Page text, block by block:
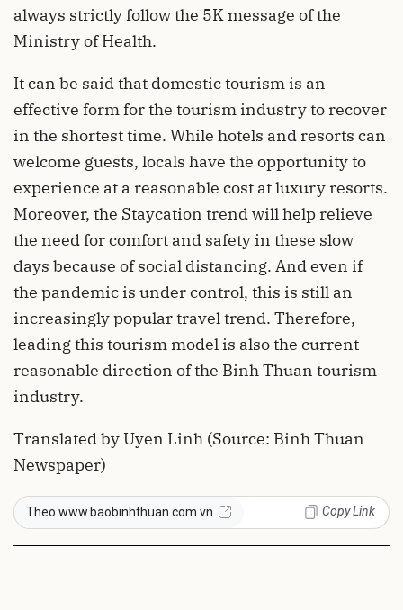
always strictly follow the 5K message of the
Ministry of Health.
It can be said that domestic tourism is an
effective form for the tourism industry to recover
in the shortest time. While hotels and resorts can
welcome guests, locals have the opportunity to
experience at a reasonable cost at luxury resorts.
Moreover, the Staycation trend will help relieve
the need for comfort and safety in these slow
days because of social distancing. And even if
the pandemic is under control, this is still an
increasingly popular travel trend. Therefore,
leading this tourism model is also the current
reasonable direction of the Binh Thuan tourism
industry.
Translated by Uyen Linh (Source: Binh Thuan
Newspaper)
Theo www.baobinhthuan.com.vn Copy Link